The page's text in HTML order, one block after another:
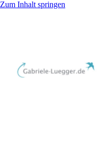
Zum Inhalt springen